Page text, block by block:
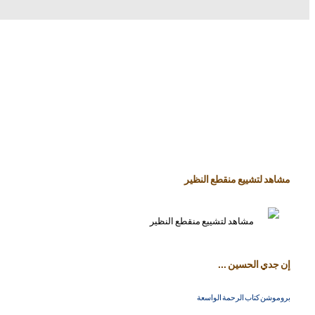
مشاهد لتشييع منقطع النظير
إن جدي الحسين ...
بروموشن كتاب الرحمة الواسعة